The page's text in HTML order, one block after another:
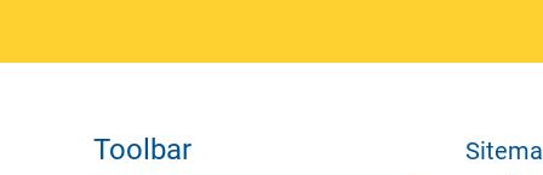
Toolbar